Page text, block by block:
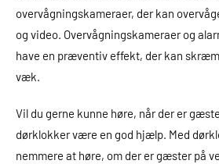
overvågningskameraer, der kan
og video. Overvågningskameraer og
have en præventiv effekt, der kan
væk.
Vil du gerne kunne høre, når der er
dørklokker være en god hjælp. Med
nemmere at høre, om der er gæster på